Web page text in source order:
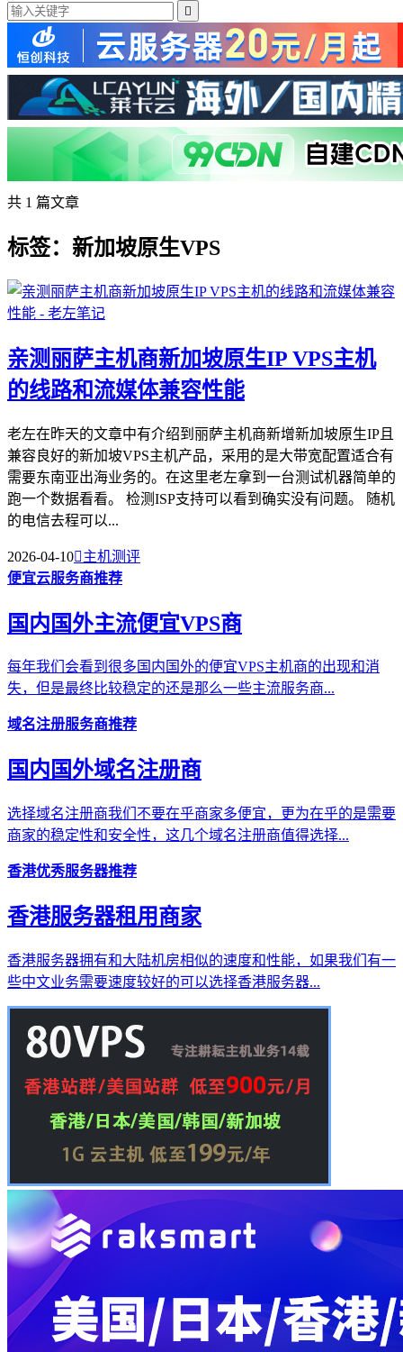

共 1 篇文章
标签：新加坡原生VPS
亲测丽萨主机商新加坡原生IP VPS主机
的线路和流媒体兼容性能
老左在昨天的文章中有介绍到丽萨主机商新增新加坡原生IP且
兼容良好的新加坡VPS主机产品，采用的是大带宽配置适合有
需要东南亚出海业务的。在这里老左拿到一台测试机器简单的
跑一个数据看看。 检测ISP支持可以看到确实没有问题。 随机
的电信去程可以...
2026-04-10主机测评
便宜云服务商推荐
国内国外主流便宜VPS商
每年我们会看到很多国内国外的便宜VPS主机商的出现和消
失，但是最终比较稳定的还是那么一些主流服务商...
域名注册服务商推荐
国内国外域名注册商
选择域名注册商我们不要在乎商家多便宜，更为在乎的是需要
商家的稳定性和安全性，这几个域名注册商值得选择...
香港优秀服务器推荐
香港服务器租用商家
香港服务器拥有和大陆机房相似的速度和性能，如果我们有一
些中文业务需要速度较好的可以选择香港服务器...